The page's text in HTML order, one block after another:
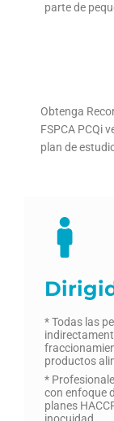
parte de
Obtenga
FSPCA PCQi
plan de
* Todas las
productos
*
con enfoque
planes